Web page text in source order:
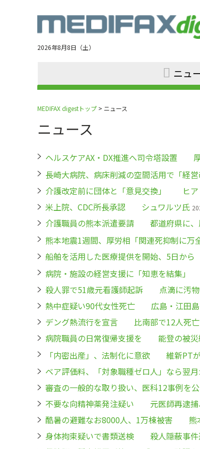
navigation
2026年8月8日（土）
ニュ
MEDIFAX digestトップ > ニュース
ニュース
ヘルスケアAX・DX推進へ司令塔設置
長崎大病院、病床削減の空間活用で「
介護改定前に団体と「意見交換」 ヒア
米上院、CDC所長承認 シュワルツ氏
介護職員の熊本派遣要請 都道府県に、
熊本地震1週間、厚労相「関連死抑制に
船舶を活用した医療提供を開始、5日か
病院・施設の経営支援に「知恵を結集
殺人罪で51歳元看護師起訴 点滴に汚物
熱中症疑い90代女性死亡 広島・江田
デング熱流行を宣言 比南部で12人死亡
病院職員の日常復帰支援を 能登の被災
「内密出産」、法制化に意欲 維新PT
ベア評価料、「対象職種ゼロ人」なら翌
審査の一般的な取り扱い、医科12事例
不要な向精神薬発注疑い 元医師再逮捕
酷暑の避難なお8000人、1万棟被害 熊
身体拘束疑いで書類送検 殺人隠蔽事件